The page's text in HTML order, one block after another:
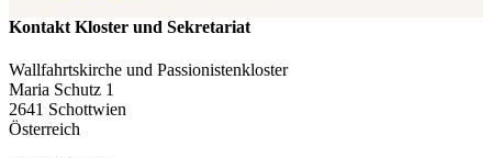
Kontakt Kloster und Sekretariat
Wallfahrtskirche und Passionistenkloster
Maria Schutz 1
2641 Schottwien
Österreich